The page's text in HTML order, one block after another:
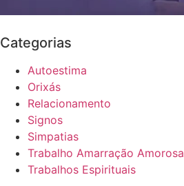
Categorias
Autoestima
Orixás
Relacionamento
Signos
Simpatias
Trabalho Amarração Amorosa
Trabalhos Espirituais